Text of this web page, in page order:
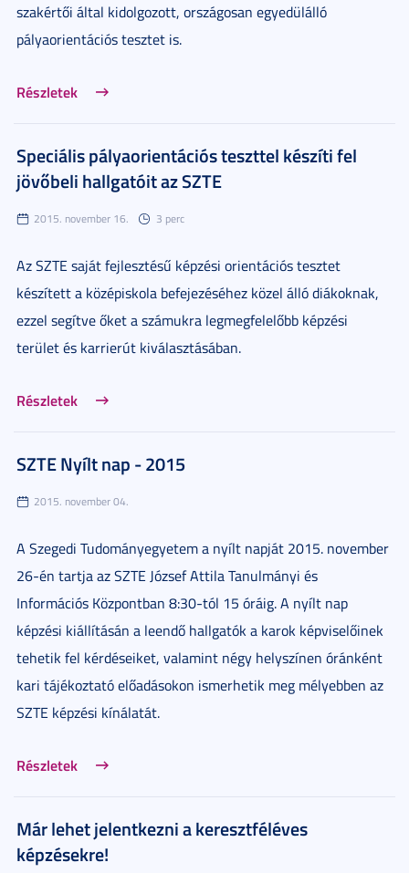
szakértői által kidolgozott, országosan egyedülálló
pályaorientációs tesztet is.
Részletek
Speciális pályaorientációs teszttel készíti fel
jövőbeli hallgatóit az SZTE
2015. november 16. 3 perc
Az SZTE saját fejlesztésű képzési orientációs tesztet
készített a középiskola befejezéséhez közel álló diákoknak,
ezzel segítve őket a számukra legmegfelelőbb képzési
terület és karrierút kiválasztásában.
Részletek
SZTE Nyílt nap - 2015
2015. november 04.
A Szegedi Tudományegyetem a nyílt napját 2015. november
26-én tartja az SZTE József Attila Tanulmányi és
Információs Központban 8:30-tól 15 óráig. A nyílt nap
képzési kiállításán a leendő hallgatók a karok képviselőinek
tehetik fel kérdéseiket, valamint négy helyszínen óránként
kari tájékoztató előadásokon ismerhetik meg mélyebben az
SZTE képzési kínálatát.
Részletek
Már lehet jelentkezni a keresztféléves
képzésekre!